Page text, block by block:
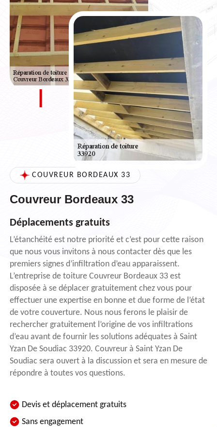
COUVREUR BORDEAUX 33
Couvreur Bordeaux 33
Déplacements gratuits
L’étanchéité est notre priorité et c’est pour cette raison
que nous vous invitons à nous contacter dès que les
premiers signes d’infiltration d’eau apparaissent.
L’entreprise de toiture Couvreur Bordeaux 33 est
disposée à se déplacer gratuitement chez vous pour
effectuer une expertise en bonne et due forme de l’état
de votre couverture. Nous nous ferons le plaisir de
rechercher gratuitement l’origine de vos infiltrations
d’eau avant de fournir les solutions adéquates à Saint
Yzan De Soudiac 33920. Couvreur à Saint Yzan De
Soudiac sera ouvert à la discussion et sera en mesure de
répondre à toutes vos questions.
Devis et déplacement gratuits
Sans engagement